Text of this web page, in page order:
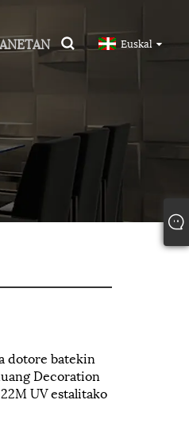
Euskal
dotore batekin
Decoration
UV estalitako